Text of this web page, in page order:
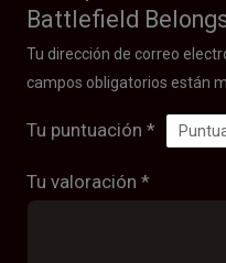
Battlefield
Tu dirección de correo
campos obligatorios están
Tu puntuación*
Tu valoración*